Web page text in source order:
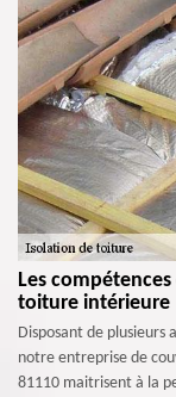
Les
toiture intérieure
Disposant de plusieurs
notre entreprise de
81110 maitrisent à la